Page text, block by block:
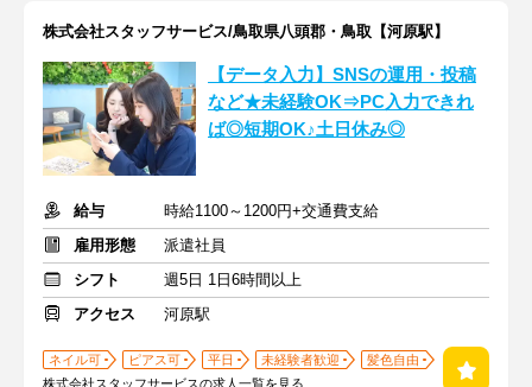
株式会社スタッフサービス/鳥取県八頭郡・鳥取【河原駅】
【データ入力】SNSの運用・投稿
など★未経験OK⇒PC入力できれ
ば◎短期OK♪土日休み◎
給与
時給1100～1200円+交通費支給
雇用形態
派遣社員
シフト
週5日 1日6時間以上
アクセス
河原駅
ネイル可 ピアス可 平日 未経験者歓迎
髪色自由
株式会社スタッフサービスの求人一覧を見る